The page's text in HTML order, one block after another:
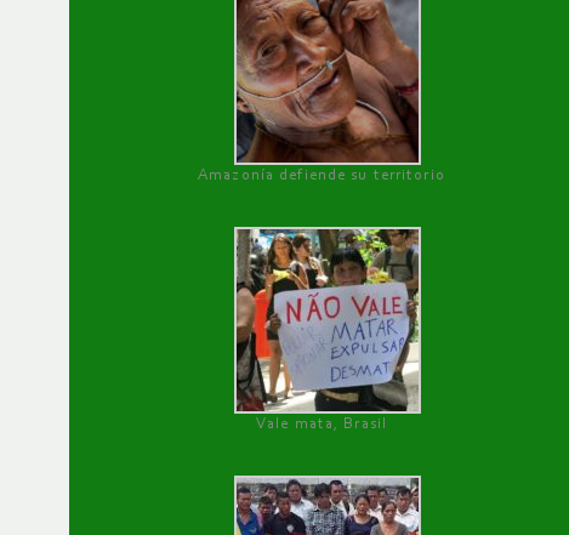
Amazonía defiende su territorio
Vale mata, Brasil